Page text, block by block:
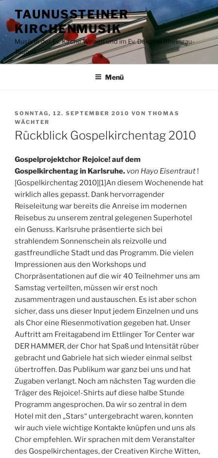
Inhalt
springen
TAUNUSSTEINER
KIRCHENMUSIK
Musik in der Ev. Kirche Wehen und im Ev. Dekanat Rheingau-
Taunus
Menü
VERÖFFENTLICHT
AM
SONNTAG, 12. SEPTEMBER 2010 VON THOMAS
WÄCHTER
Rückblick Gospelkirchentag 2010
Gospelprojektchor Rejoice! auf dem
Gospelkirchentag in Karlsruhe. von Hayo Eisentraut !
[Gospelkirchentag 2010][1]An diesem Wochenende hat
wirklich alles gepasst. Dank hervorragender
Reiseleitung war bereits die Anreise im modernen
Reisebus zu unserem zentral gelegenen Superhotel
ein Genuss. Karlsruhe präsentierte sich bei
strahlendem Sonnenschein als reizvolle und
gastfreundliche Stadt und das Programm. Die vielen
Impressionen aus den Workshops und
Chorpräsentationen auf die wir 40 Teilnehmer uns am
Samstag verteilten, müssen wir erst noch
zusammentragen und austauschen. Es ist aber schon
sicher, dass uns dieser Input jedem Einzelnen und uns
als Chor eine Riesenmotivation gegeben hat. Unser
Auftritt am Freitagabend im Ettlinger Tor Center war
DER HAMMER, der Chor hat Spaß und Intensität rüber
gebracht und Gabriele hat sich wieder einmal selbst
übertroffen. Das Publikum war ganz bei uns und hat
Zugaben verlangt. Noch am nächsten Tag wurden die
Träger des Rejoice!-Shirts auf diese halbe Stunde
Programm angesprochen. Da wir so zentral in dem
Hotel mit den „Stars“ untergebracht waren, konnten
wir auch viele wichtige Kontakte knüpfen und uns als
Chor empfehlen. Wir sprachen mit dem Veranstalter
des Gospelkirchentages, der Creativen Kirche Witten,